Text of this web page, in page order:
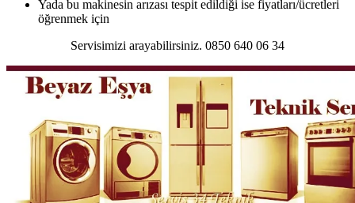
Yada bu makinesin arızası tespit edildiği ise fiyatları/ücretleri
öğrenmek için
Servisimizi arayabilirsiniz. 0850 640 06 34